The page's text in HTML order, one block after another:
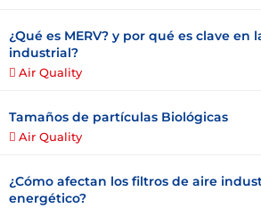
¿Qué es MERV? y por qué es clave en
industrial?
Air Quality
Tamaños de partículas Biológicas
Air Quality
¿Cómo afectan los filtros de aire
energético?